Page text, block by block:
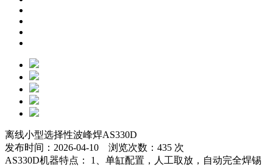
离线小型选择性波峰焊AS330D
发布时间：2026-04-10 浏览次数：435 次
AS330D机器特点： 1、单缸配置，人工取放，自动完全焊锡